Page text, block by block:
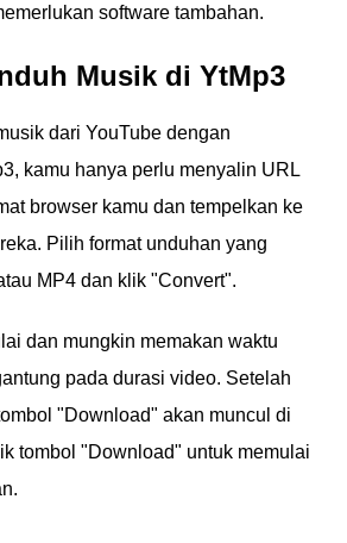
software tambahan.
Musik di YtMp3
dari YouTube dengan
kamu hanya perlu menyalin URL
browser kamu dan tempelkan ke
Pilih format unduhan yang
MP4 dan klik "Convert".
dan mungkin memakan waktu
pada durasi video. Setelah
"Download" akan muncul di
tombol "Download" untuk memulai